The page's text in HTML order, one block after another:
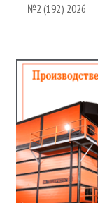
№2 (192) 2026